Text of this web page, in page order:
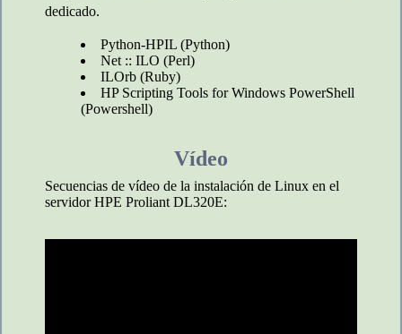
dedicado.
Python-HPIL (Python)
Net :: ILO (Perl)
ILOrb (Ruby)
HP Scripting Tools for Windows PowerShell
(Powershell)
Vídeo
Secuencias de vídeo de la instalación de Linux en el
servidor HPE Proliant DL320E: